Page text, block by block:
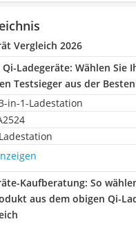
Vergleich 2026
Ladegeräte: Wählen Sie
Testsieger aus der
in-1-Ladestation
Kaufberatung: So
aus dem obigen Qi-